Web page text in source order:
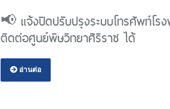
📢 แจ้งปิดปรับปรุงระบบโทรศัพท์โร
ติดต่อศูนย์พิษวิทยาศิริราช ได้
อ่านต่อ